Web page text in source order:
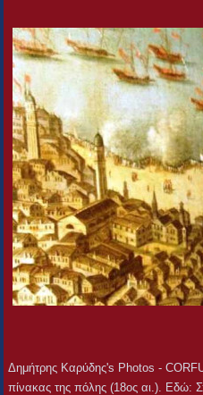
Δημήτρης Καρύδης's Photos -
πίνακας της πόλης (18ος αι.). Εδώ: